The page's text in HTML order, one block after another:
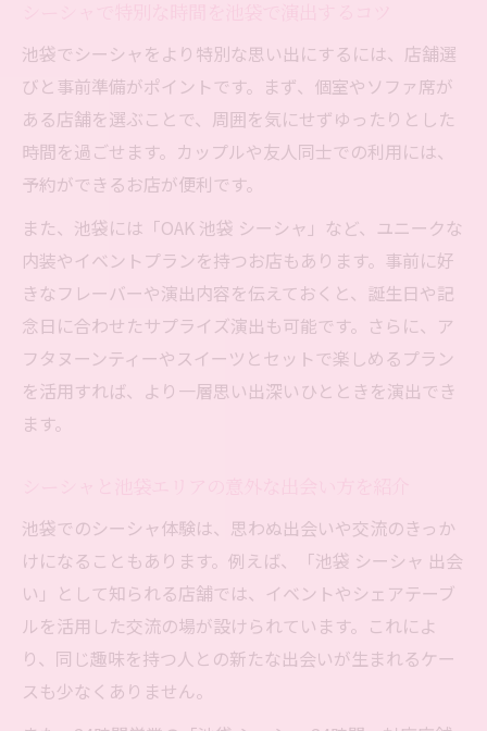
池袋シーシャで長居も可能な活用法を紹介
池袋でカップルに最適なシーシャ空間を探す
カップル利用で池袋シーシャを満喫する秘
訣
池袋でデートにぴったりなシーシャ空間と
カップルで池袋シーシャを楽しむおすすめ
理由
池袋のシーシャで二人の時間を特別にする
工夫
池袋シーシャの料金相場と雰囲気を徹底解
説
雰囲気重視で選ぶ池袋シーシャの楽しみ方
池袋でシーシャの価格帯と空間を比較する
コツ
シーシャ料金と池袋の雰囲気を両立する方
池袋でシーシャをより特別な思い出にするには、店舗選
びと事前準備がポイントです。まず、個室やソファ席が
ある店舗を選ぶことで、周囲を気にせずゆったりとした
時間を過ごせます。カップルや友人同士での利用には、
予約ができるお店が便利です。
また、池袋には「OAK 池袋 シーシャ」など、ユニークな
内装やイベントプランを持つお店もあります。事前に好
きなフレーバーや演出内容を伝えておくと、誕生日や記
念日に合わせたサプライズ演出も可能です。さらに、ア
フタヌーンティーやスイーツとセットで楽しめるプラン
を活用すれば、より一層思い出深いひとときを演出でき
ます。
池袋でのシーシャ体験は、思わぬ出会いや交流のきっか
けになることもあります。例えば、「池袋 シーシャ 出会
い」として知られる店舗では、イベントやシェアテーブ
ルを活用した交流の場が設けられています。これによ
り、同じ趣味を持つ人との新たな出会いが生まれるケー
スも少なくありません。